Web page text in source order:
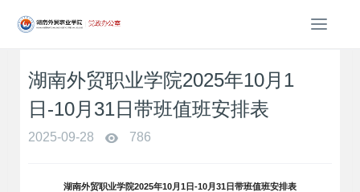
T
湖南外贸职业学院2025年10月1
日-10月31日带班值班安排表
2025-09-28 786
湖南外贸职业学院2025年10月1日-10月31 日带班值班安排表